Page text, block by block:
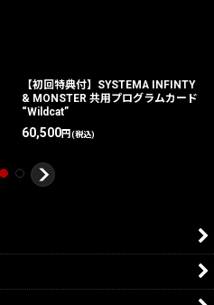
【初回特典付】SYSTEMA INFINTY
& MONSTER 共用プログラムカード
“Wildcat”
60,500円(税込)